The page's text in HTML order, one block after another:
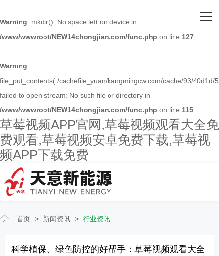
Warning: mkdir(): No space left on device in
/www/wwwroot/NEW14chongjian.com/func.php on line 127
Warning:
file_put_contents(./cachefile_yuan/kangmingcw.com/cache/93/40d1d/
failed to open stream: No such file or directory in
/www/wwwroot/NEW14chongjian.com/func.php on line 115
草莓视频APP官网,草莓视频观看大全免
费观看,草莓视频安卓免费下载,草莓视
频APP下载免费
关于草莓视频APP官网
主营产品
人才招聘
新闻资讯
联系草莓视频APP官网
首页 > 新闻资讯 > 行业资讯
科学植保、绿色防控的好帮手：草莓视频观看大全